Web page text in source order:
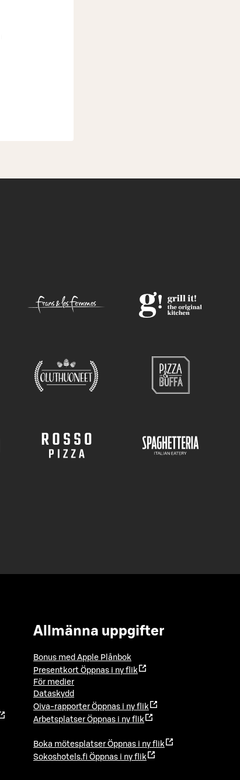
Allmänna uppgifter
Bonus med Apple Plånbok
Presentkort Öppnas i ny flik
För medier
Dataskydd
Oiva-rapporter Öppnas i ny flik
Arbetsplatser Öppnas i ny flik
Boka mötesplatser Öppnas i ny flik
Sokoshotels.fi Öppnas i ny flik